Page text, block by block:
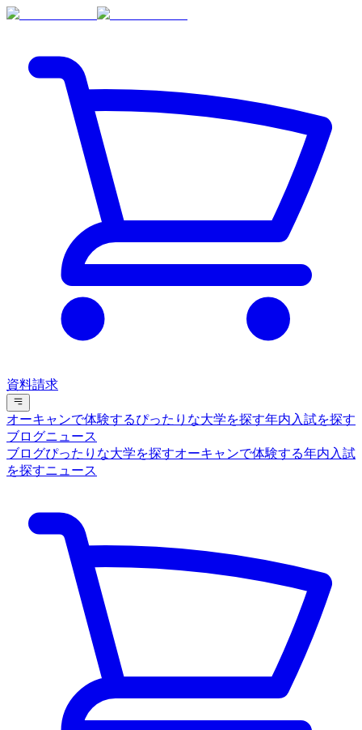
資料請求
オーキャンで体験するぴったりな大学を探す年内入試を探す
ブログニュース
ブログぴったりな大学を探すオーキャンで体験する年内入試
を探すニュース